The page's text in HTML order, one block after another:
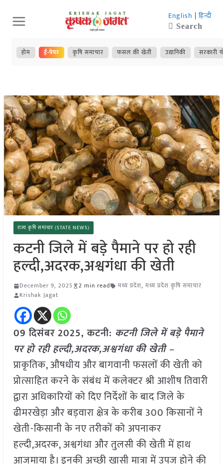
Skip
to
content
English | हिन्दी
Search
होम ई-पेपर कृषि समाचार फसल की खेती उद्यानिकी सरकारी
राज्य कृषि समाचार (STATE NEWS)
कटनी जिले में बड़े पैमाने पर हो रही
हल्दी,अदरक,अश्वगंधा की खेती
December 9, 2025 2 min read मध्य प्रदेश, मध्य प्रदेश कृषि समाचार
Krishak Jagat
09 दिसंबर 2025, कटनी: कटनी जिले में बड़े पैमाने
पर हो रही हल्दी,अदरक,अश्वगंधा की खेती –
प्राकृतिक, औषधीय और बागवानी फसलों की खेती को
प्रोत्साहित करने के संबंध में कलेक्टर श्री आशीष तिवारी
द्वारा अधिकारियों को दिए निर्देशों के बाद जिले के
ढीमरखेड़ा और बड़वारा क्षेत्र के करीब 300 किसानों ने
खेती-किसानी के नए तरीकों को अपनाकर
हल्दी,अदरक, अश्वगंधा और तुलसी की खेती में हाथ